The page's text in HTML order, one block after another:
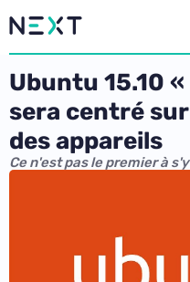
Ubuntu 15.10
sera centré
des appareils
Ce n'est pas le premier à